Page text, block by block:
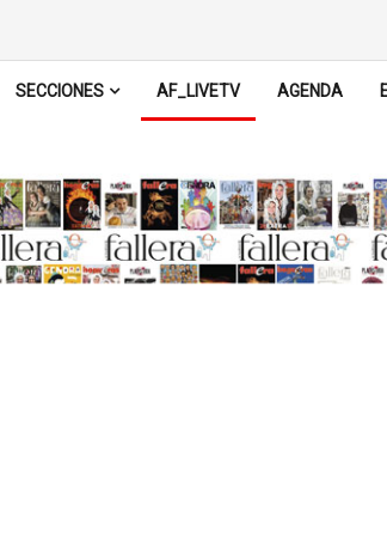
SECCIONES AF_LIVETV AGENDA